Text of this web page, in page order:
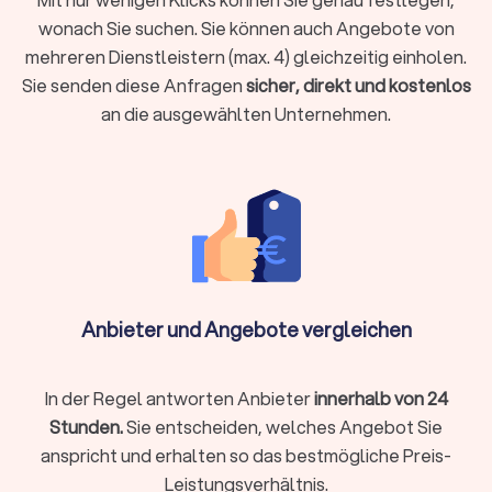
Fachhandwerker in Bad Berleburg für Ihr Wärmepumpe-
Projekt zu finden. Nutzen Sie unseren Service und profitieren
Sie von unserem umfangreichen Netzwerk an Fachbetrieben.
Wir stehen Ihnen bei jedem Schritt zur Seite.
Warten Sie nicht länger und finden Sie noch heute den
passenden Wärmepumpen Installateur in Ihrer Nähe. Mit
Trustlocal wird die Suche nach dem richtigen Fachbetrieb
wonach Sie suchen. Sie können auch Angebote von
mehreren Dienstleistern (max. 4) gleichzeitig einholen.
Sie senden diese Anfragensicher, direkt und kostenlos
an die ausgewählten Unternehmen.
Anbieter und Angebote vergleichen
In der Regel antworten Anbieterinnerhalb von 24
Stunden.Sie entscheiden, welches Angebot Sie
anspricht und erhalten so das bestmögliche Preis-
Leistungsverhältnis.